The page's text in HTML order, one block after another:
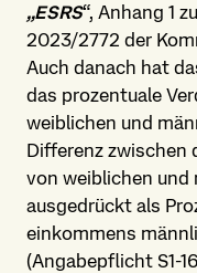
„ESRS“, Anhang 1
2023/2772 der
Auch danach hat
das prozentuale
weiblichen und
Differenz zwischen
von weiblichen
ausgedrückt als
einkommens
(Angabepflicht S1-